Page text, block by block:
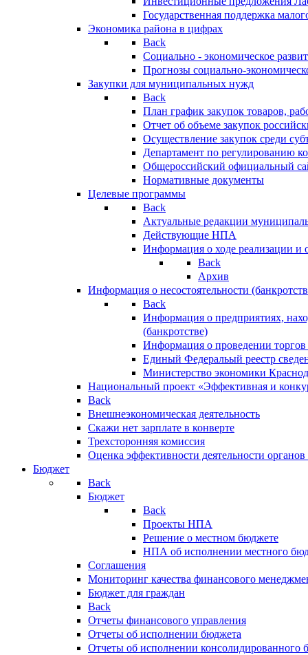
Государственная поддержка
Экономика района в цифрах
Back
Социально - экономическое
Прогнозы социально-
Закупки для муниципальных нужд
Back
План график закупок товаров,
Отчет об объеме закупок
Осуществление закупок среди
Департамент по регулированию
Общероссийский официальный
Нормативные документы
Целевые программы
Back
Актуальные редакции
Действующие НПА
Информация о ходе реализации
Back
Архив
Информация о несостоятельности
Back
Информация о предприятиях,
(банкротстве)
Информация о проведении
Единый Федеральый реестр
Министерство экономики
Национальный проект «Эффективная и
Back
Внешнеэкономическая деятельность
Скажи нет зарплате в конверте
Трехсторонняя комиссия
Оценка эффективности деятельности
Бюджет
Back
Бюджет
Back
Проекты НПА
Решение о местном бюджете
НПА об исполнении местного
Соглашения
Мониторинг качества финансового
Бюджет для граждан
Back
Отчеты финансового управления
Отчеты об исполнении бюджета
Отчеты об исполнении консолидированного